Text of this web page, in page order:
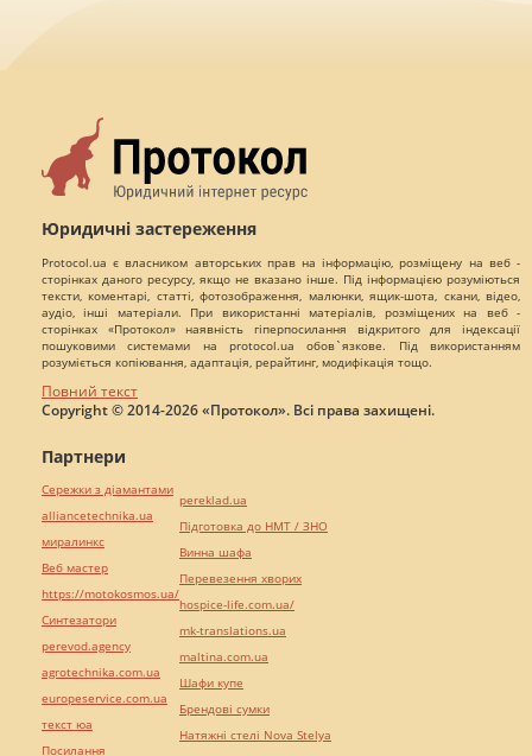
Юридичні застереження
Protocol.ua є власником авторських прав на інформацію, розміщену на веб -
сторінках даного ресурсу, якщо не вказано інше. Під інформацією розуміються
тексти, коментарі, статті, фотозображення, малюнки, ящик-шота, скани, відео,
аудіо, інші матеріали. При використанні матеріалів, розміщених на веб -
сторінках «Протокол» наявність гіперпосилання відкритого для індексації
пошуковими системами на protocol.ua обов`язкове. Під використанням
розуміється копіювання, адаптація, рерайтинг, модифікація тощо.
Повний текст
Copyright © 2014-2026 «Протокол». Всі права захищені.
Партнери
Сережки з діамантами
alliancetechnika.ua
миралинкс
Веб мастер
https://motokosmos.ua/
Синтезатори
perevod.agency
agrotechnika.com.ua
europeservice.com.ua
текст юа
Посилання
pereklad.ua
Підготовка до НМТ / ЗНО
Винна шафа
Перевезення хворих
hospice-life.com.ua/
mk-translations.ua
maltina.com.ua
Шафи купе
Брендові сумки
Натяжні стелі Nova Stelya